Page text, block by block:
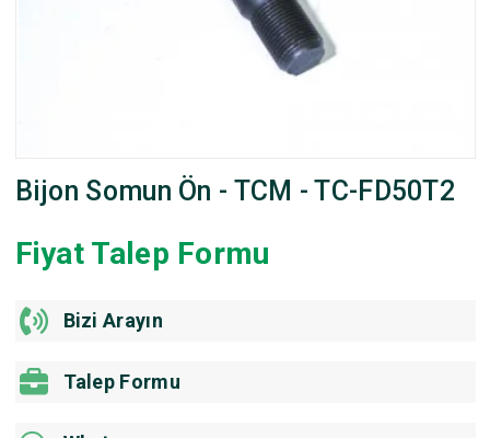
Bijon Somun Ön - TCM - TC-FD50T2
Fiyat Talep Formu
Bizi Arayın
Talep Formu